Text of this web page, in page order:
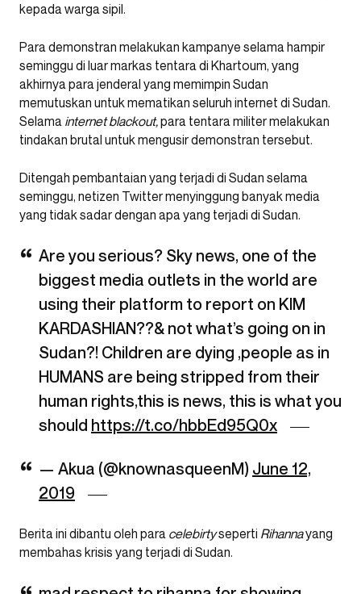
kepada warga sipil.
Para demonstran melakukan kampanye selama hampir
seminggu di luar markas tentara di Khartoum, yang
akhirnya para jenderal yang memimpin Sudan
memutuskan untuk mematikan seluruh internet di Sudan.
Selama internet blackout,para tentara militer melakukan
tindakan brutal untuk mengusir demonstran tersebut.
Ditengah pembantaian yang terjadi di Sudan selama
seminggu, netizen Twitter menyinggung banyak media
yang tidak sadar dengan apa yang terjadi di Sudan.
Are you serious? Sky news, one of the
biggest media outlets in the world are
using their platform to report on KIM
KARDASHIAN??& not what’s going on in
Sudan?! Children are dying ,people as in
HUMANS are being stripped from their
human rights,this is news, this is what you
should https://t.co/hbbEd95Q0x
— Akua (@knownasqueenM) June 12,
2019
Berita ini dibantu oleh para celebirtyseperti Rihannayang
membahas krisis yang terjadi di Sudan.